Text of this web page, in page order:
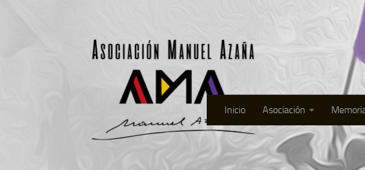
Inicio Asociación